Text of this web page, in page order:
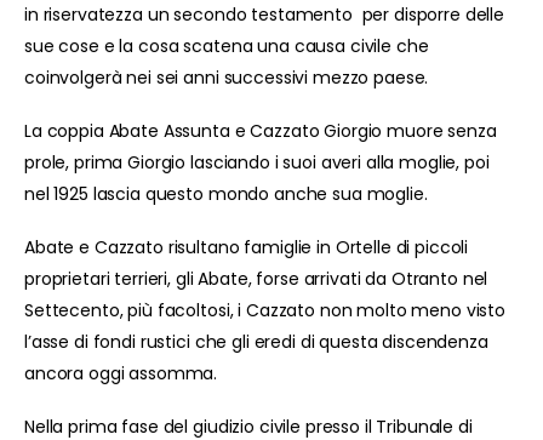
in riservatezza un secondo testamento per disporre delle
sue cose e la cosa scatena una causa civile che
coinvolgerà nei sei anni successivi mezzo paese.
La coppia Abate Assunta e Cazzato Giorgio muore senza
prole, prima Giorgio lasciando i suoi averi alla moglie, poi
nel 1925 lascia questo mondo anche sua moglie.
Abate e Cazzato risultano famiglie in Ortelle di piccoli
proprietari terrieri, gli Abate, forse arrivati da Otranto nel
Settecento, più facoltosi, i Cazzato non molto meno visto
l’asse di fondi rustici che gli eredi di questa discendenza
ancora oggi assomma.
Nella prima fase del giudizio civile presso il Tribunale di